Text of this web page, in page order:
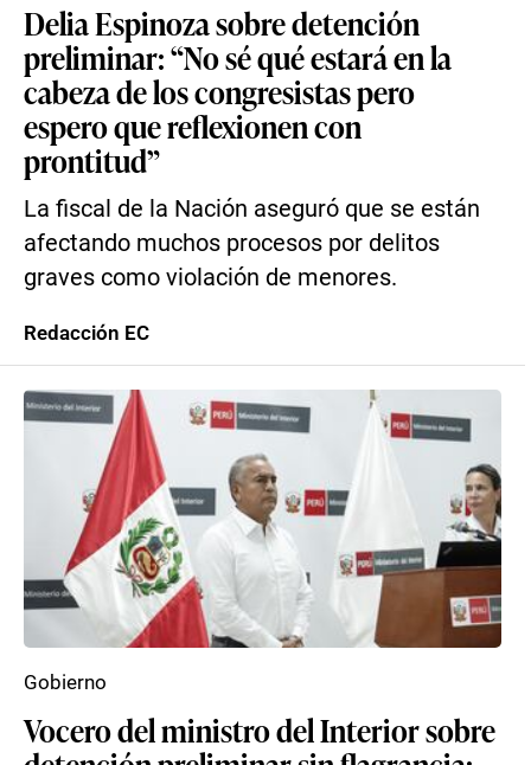
Delia Espinoza sobre detención
preliminar: “No sé qué estará en la
cabeza de los congresistas pero
espero que reflexionen con
prontitud”
La fiscal de la Nación aseguró que se están
afectando muchos procesos por delitos
graves como violación de menores.
Redacción EC
Vocero del ministro del Interior sobre
Gobierno